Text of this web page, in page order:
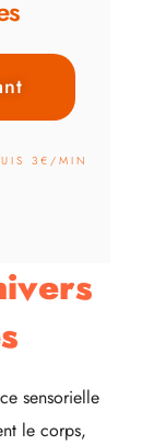
3€/MIN
sensorielle
le corps,